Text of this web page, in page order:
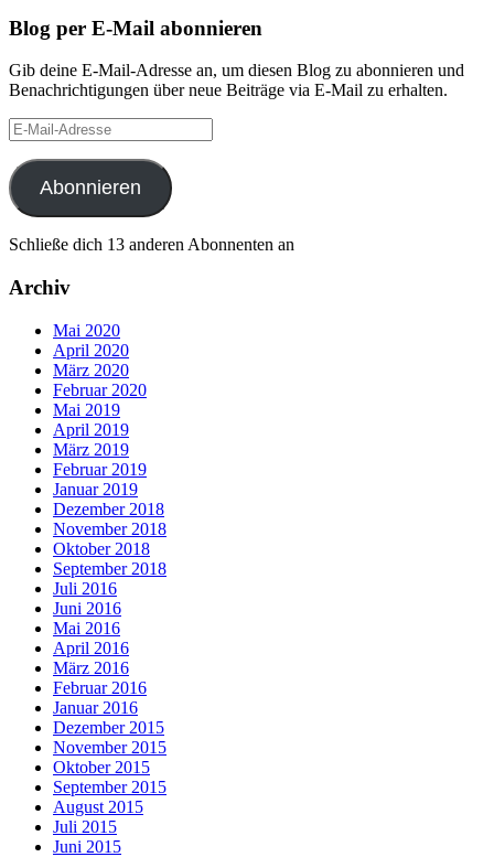
Blog per E-Mail abonnieren
Gib deine E-Mail-Adresse an, um diesen Blog zu abonnieren und
Benachrichtigungen über neue Beiträge via E-Mail zu erhalten.
E-
Mail-
Adresse
Abonnieren
Schließe dich 13 anderen Abonnenten an
Archiv
Mai 2020
April 2020
März 2020
Februar 2020
Mai 2019
April 2019
März 2019
Februar 2019
Januar 2019
Dezember 2018
November 2018
Oktober 2018
September 2018
Juli 2016
Juni 2016
Mai 2016
April 2016
März 2016
Februar 2016
Januar 2016
Dezember 2015
November 2015
Oktober 2015
September 2015
August 2015
Juli 2015
Juni 2015